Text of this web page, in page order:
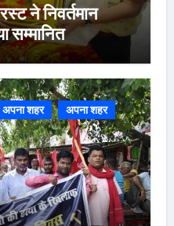
ने निवर्तमान
सम्मानित
अपना शहर
अपना शहर